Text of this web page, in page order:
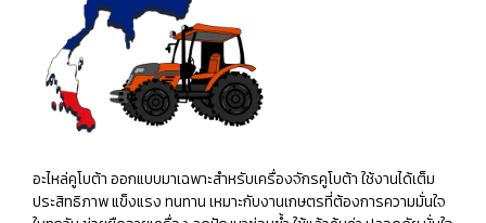
อะไหล่คูโบต้า ออกแบบมาเฉพาะสำหรับเครื่องจักรคูโบต้า ใช้งานได้เต็ม
ประสิทธิภาพ แข็งแรง ทนทาน เหมาะกับงานเกษตรที่ต้องการความมั่นใจ